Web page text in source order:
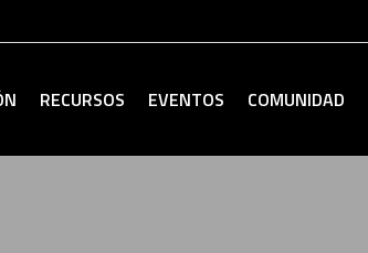
RECURSOS EVENTOS COMUNIDAD